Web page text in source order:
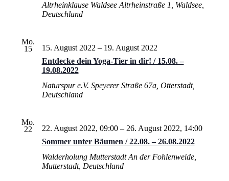
Altrheinklause Waldsee Altrheinstraße 1, Waldsee,
Deutschland
Mo.
15
Entdecke dein Yoga-Tier in dir! / 15.08. –
19.08.2022
15. August 2022 – 19. August 2022
Naturspur e.V. Speyerer Straße 67a, Otterstadt,
Deutschland
Mo.
22
Sommer unter Bäumen / 22.08. – 26.08.2022
22. August 2022, 09:00– 26. August 2022, 14:00
Walderholung MutterstadtAn der Fohlenweide,
Mutterstadt, Deutschland